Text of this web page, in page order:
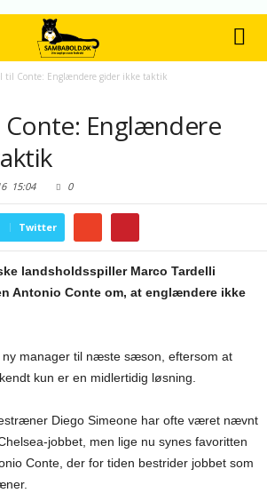
til Conte: Englændere gider ikke taktik
Conte: Englændere
15:04 0
Twitter
landsholdsspiller Marco Tardelli
Antonio Conte om, at englændere ikke
ny manager til næste sæson, eftersom at
kun er en midlertidig løsning.
Diego Simeone har ofte været nævnt
jobbet, men lige nu synes favoritten
Conte, der for tiden bestrider jobbet som